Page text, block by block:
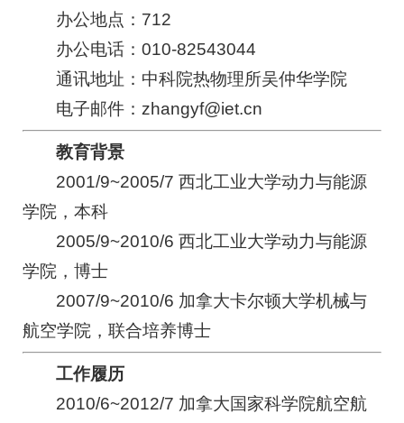
办公地点：712
办公电话：010-82543044
通讯地址：中科院热物理所吴仲华学院
电子邮件：zhangyf@iet.cn
教育背景
2001/9~2005/7 西北工业大学动力与能源
学院，本科
2005/9~2010/6 西北工业大学动力与能源
学院，博士
2007/9~2010/6 加拿大卡尔顿大学机械与
航空学院，联合培养博士
工作履历
2010/6~2012/7 加拿大国家科学院航空航